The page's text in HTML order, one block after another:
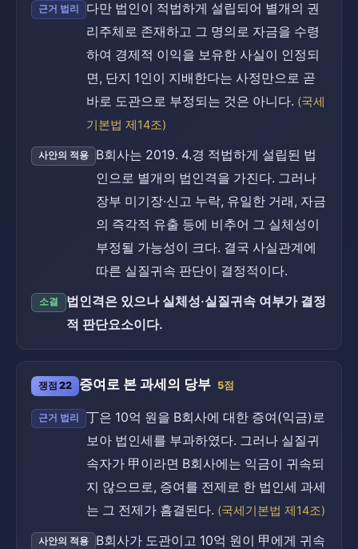
근거 법리
다만 법인이 적법하게 설립되어 별개의 권
리주체로 존재하고 그 명의로 자금을 수령
하여 경제적 이익을 보유한 사실이 인정되
면, 단지 1인이 지배한다는 사정만으로 곧
바로 도관으로 부정되는 것은 아니다. (국세
기본법 제14조)
사안의 적용
B회사는 2019. 4.경 적법하게 설립된 법
인으로 별개의 법인격을 가진다. 그러나
장부 미기장·신고 누락, 유일한 거래, 자금
의 즉각적 유출 등에 비추어 그 실체성이
부정될 가능성이 크다. 결국 사실관계에
따른 실질귀속 판단이 결정적이다.
소결
법인격은 있으나 실체성·실질귀속 여부가 결정
적 판단요소이다.
쟁점 22 증여로 본 과세의 당부 5점
근거 법리
丁은 10억 원을 B회사에 대한 증여(익금)로
보아 법인세를 부과하였다. 그러나 실질귀
속자가 甲이라면 B회사에는 익금이 귀속되
지 않으므로, 증여를 전제로 한 법인세 과세
는 그 전제가 흠결된다. (국세기본법 제14조)
사안의 적용
B회사가 도관이고 10억 원이 甲에게 귀속